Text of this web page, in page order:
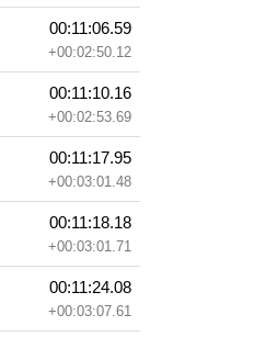
00:11:06.59
+00:02:50.12
00:11:10.16
+00:02:53.69
00:11:17.95
+00:03:01.48
00:11:18.18
+00:03:01.71
00:11:24.08
+00:03:07.61